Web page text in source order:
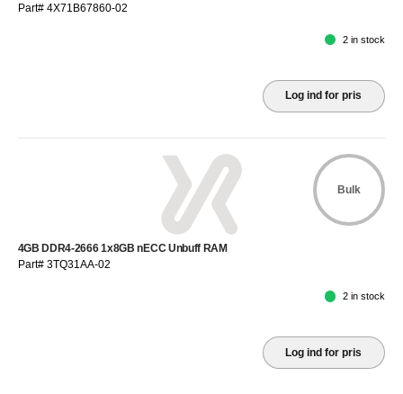
Part# 4X71B67860-02
2 in stock
Log ind for pris
Bulk
4GB DDR4-2666 1x8GB nECC Unbuff RAM
Part# 3TQ31AA-02
2 in stock
Log ind for pris